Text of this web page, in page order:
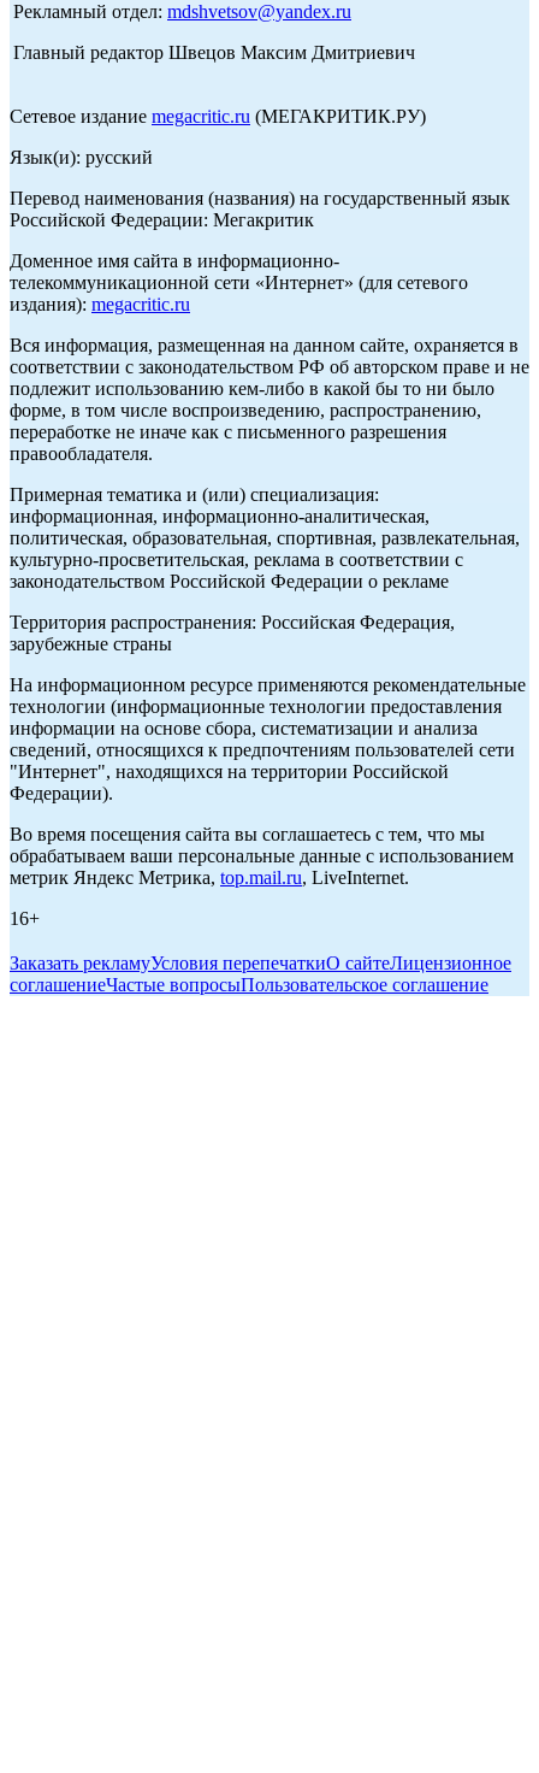
Рекламный отдел: mdshvetsov@yandex.ru
Главный редактор Швецов Максим Дмитриевич
Сетевое издание megacritic.ru (МЕГАКРИТИК.РУ)
Язык(и): русский
Перевод наименования (названия) на государственный язык
Российской Федерации: Мегакритик
Доменное имя сайта в информационно-
телекоммуникационной сети «Интернет» (для сетевого
издания): megacritic.ru
Вся информация, размещенная на данном сайте, охраняется в
соответствии с законодательством РФ об авторском праве и не
подлежит использованию кем-либо в какой бы то ни было
форме, в том числе воспроизведению, распространению,
переработке не иначе как с письменного разрешения
правообладателя.
Примерная тематика и (или) специализация:
информационная, информационно-аналитическая,
политическая, образовательная, спортивная, развлекательная,
культурно-просветительская, реклама в соответствии с
законодательством Российской Федерации о рекламе
Территория распространения: Российская Федерация,
зарубежные страны
На информационном ресурсе применяются рекомендательные
технологии (информационные технологии предоставления
информации на основе сбора, систематизации и анализа
сведений, относящихся к предпочтениям пользователей сети
"Интернет", находящихся на территории Российской
Федерации).
Во время посещения сайта вы соглашаетесь с тем, что мы
обрабатываем ваши персональные данные с использованием
метрик Яндекс Метрика, top.mail.ru, LiveInternet.
16+
Заказать рекламуУсловия перепечаткиО сайтеЛицензионное
соглашениеЧастые вопросыПользовательское соглашение